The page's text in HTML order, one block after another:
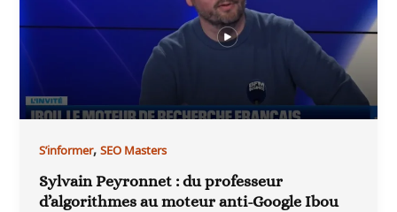
S’informer,SEO Masters
Sylvain Peyronnet : du professeur
d’algorithmes au moteur anti-Google Ibou